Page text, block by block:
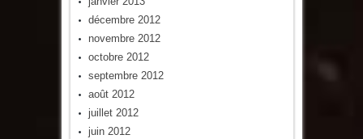
décembre 2012
novembre 2012
octobre 2012
septembre 2012
août 2012
juillet 2012
juin 2012